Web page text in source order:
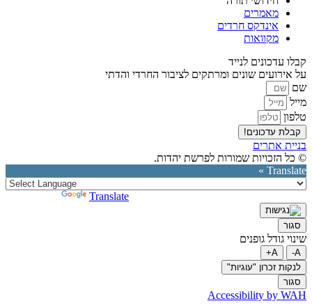
מאמרים
אינדקס חרדים
מקוואות
קבלו עדכונים לנייד
על אירועים שונים ומרתקים לציבור החרדי והדתי
שם
מייל
טלפון
קבלת עדכונים!
בניית אתרים
© כל הזכויות שמורות לפרשת יהדות.
Translate »
Translate
סגור
שינוי גודל גופנים
A-
A+
לנקות זכרון "עוגיות"
סגור
Accessibility by WAH